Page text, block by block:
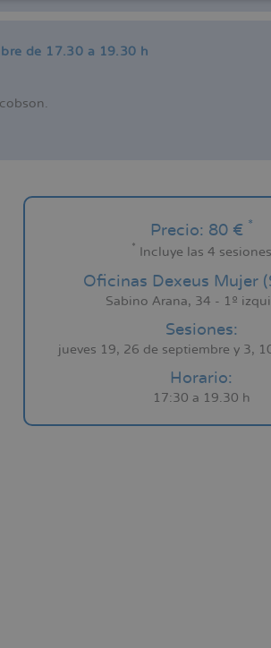
de 17.30 a 19.30 h
Precio: 80 € *
* Incluye las 4 sesiones
Oficinas Dexeus Mujer
Sabino Arana, 34 - 1º
Sesiones:
jueves 19, 26 de septiembre y 3,
Horario:
17:30 a 19.30 h